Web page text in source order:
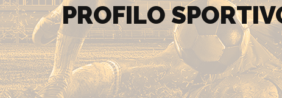
PROFILO